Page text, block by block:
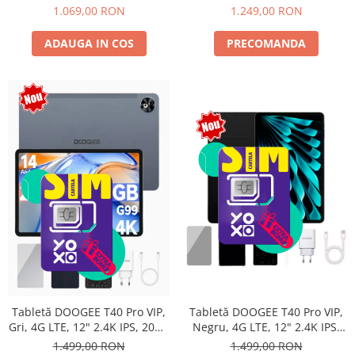
Android 15, Unisoc T615,
Stylus, Face Unlock, Dual SIM
1.069,00 RON
ADAUGA IN COS
10800mAh, 33W, Android 14,
1.249,00 RON
PRECOMANDA
Tabletă DOOGEE T40 Pro VIP,
Gri, 4G LTE, 12" 2.4K IPS, 20GB
RAM (8GB + 12GB extensibili),
1.499,00 RON
Tabletă DOOGEE T40 Pro VIP,
Negru, 4G LTE, 12" 2.4K IPS,
20GB RAM (8GB + 12GB
1.499,00 RON